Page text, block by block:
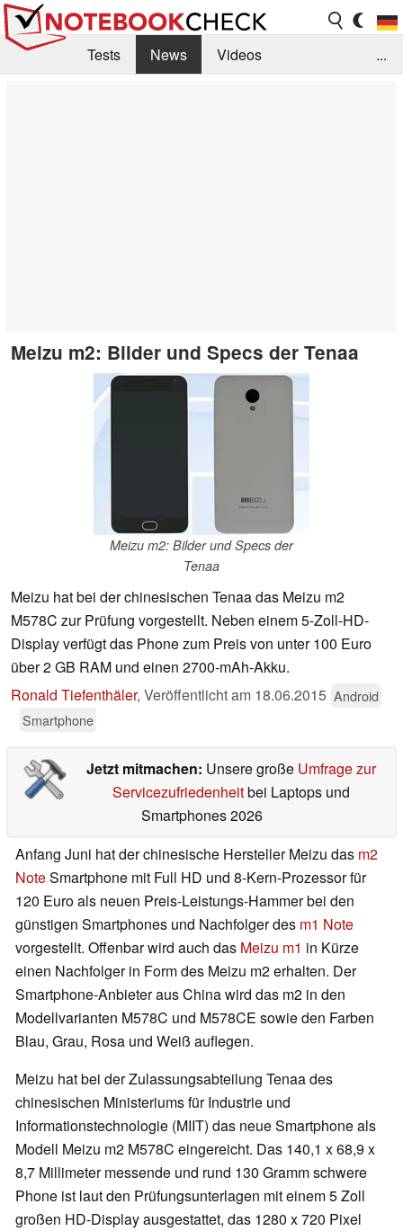
Tests News
Videos
...
Meizu m2: Bilder und Specs der Tenaa
Meizu m2: Bilder und Specs der
Tenaa
Meizu hat bei der chinesischen Tenaa das Meizu m2
M578C zur Prüfung vorgestellt. Neben einem 5-Zoll-HD-
Display verfügt das Phone zum Preis von unter 100 Euro
über 2 GB RAM und einen 2700-mAh-Akku.
Ronald Tiefenthäler, Veröffentlicht am 18.06.2015 Android
Smartphone
Jetzt mitmachen: Unsere große Umfrage zur
Servicezufriedenheitbei Laptops und
Smartphones 2026
Anfang Juni hat der chinesische Hersteller Meizu das m2
NoteSmartphone mit Full HD und 8-Kern-Prozessor für
120 Euro als neuen Preis-Leistungs-Hammer bei den
günstigen Smartphones und Nachfolger des m1 Note
vorgestellt. Offenbar wird auch das Meizu m1 in Kürze
einen Nachfolger in Form des Meizu m2 erhalten. Der
Smartphone-Anbieter aus China wird das m2 in den
Modellvarianten M578C und M578CE sowie den Farben
Blau, Grau, Rosa und Weiß auflegen.
Meizu hat bei der Zulassungsabteilung Tenaa des
chinesischen Ministeriums für Industrie und
Informationstechnologie (MIIT) das neue Smartphone als
Modell Meizu m2 M578C eingereicht. Das 140,1 x 68,9 x
8,7 Millimeter messende und rund 130 Gramm schwere
Phone ist laut den Prüfungsunterlagen mit einem 5 Zoll
großen HD-Display ausgestattet, das 1280 x 720 Pixel